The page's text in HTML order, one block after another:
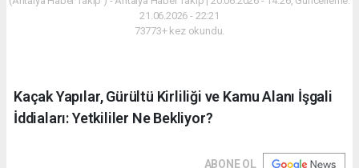
21.06.2026 - 22:21
73773+ kez okundu.
Kaçak Yapılar, Gürültü Kirliliği ve Kamu Alanı İşgali
İddiaları: Yetkililer Ne Bekliyor?
ABONE OL